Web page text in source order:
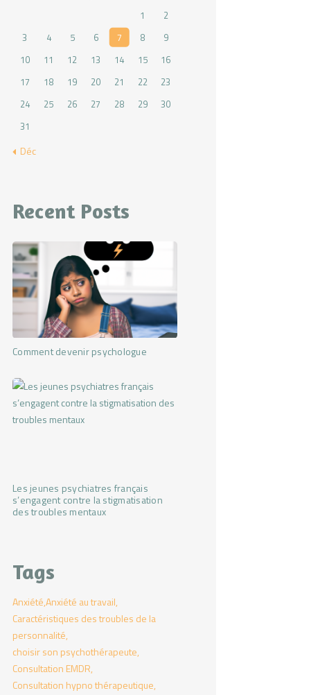
1
2
3
4 5 6 7 8
9
10
11 12 13 14 15
16
17
18 19 20 21 22
23
24
25 26 27 28 29
30
31
« Déc
Recent Posts
Comment devenir psychologue
Les jeunes psychiatres français
s’engagent contre la stigmatisation
des troubles mentaux
Tags
AnxiétéAnxiété au travail
Caractéristiques des troubles de la
personnalité
choisir son psychothérapeute
Consultation EMDR
Consultation hypno thérapeutique